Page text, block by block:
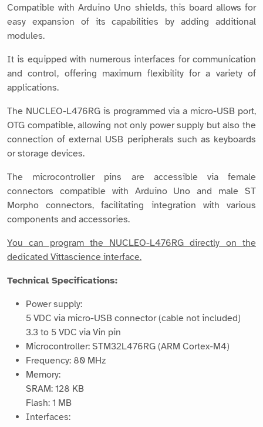
Compatible with Arduino Uno shields, this board allows for
easy expansion of its capabilities by adding additional
modules.
It is equipped with numerous interfaces for communication
and control, offering maximum flexibility for a variety of
applications.
The NUCLEO-L476RG is programmed via a micro-USB port,
OTG compatible, allowing not only power supply but also the
connection of external USB peripherals such as keyboards
or storage devices.
The microcontroller pins are accessible via female
connectors compatible with Arduino Uno and male ST
Morpho connectors, facilitating integration with various
components and accessories.
You can program the NUCLEO-L476RG directly on the
dedicated Vittascience interface.
Technical Specifications:
Power supply:
5 VDC via micro-USB connector (cable not included)
3.3 to 5 VDC via Vin pin
Microcontroller: STM32L476RG (ARM Cortex-M4)
Frequency: 80 MHz
Memory:
SRAM: 128 KB
Flash: 1 MB
Interfaces: